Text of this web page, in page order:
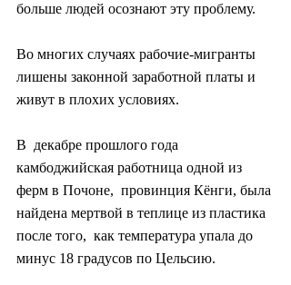
больше людей осознают эту проблему.
Во многих случаях рабочие-мигранты
лишены законной заработной платы и
живут в плохих условиях.
В  декабре прошлого года
камбоджийская работница одной из
ферм в Почоне,  провинция Кёнги, была
найдена мертвой в теплице из пластика
после того,  как температура упала до
минус 18 градусов по Цельсию.